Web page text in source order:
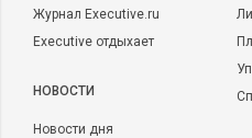
Журнал Executive.ru
Executive отдыхает
НОВОСТИ
Новости дня